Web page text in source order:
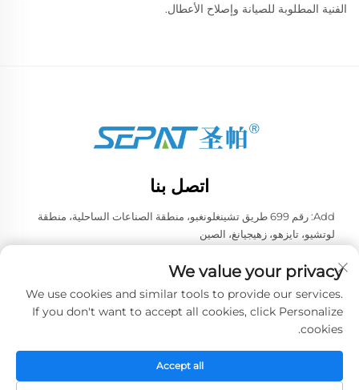
الفنية المطلوبة للصيانة وإصلاح الأعطال.
اتصل بنا
Add: رقم 699 طريق تشينغلونغبو، منطقة الصناعات الساحلية، منطقة
لوتشيو، تايزهو، زهيجيانغ، الصين
البريد الإلكتروني:
المحدودة. جميع الحقوق محفوظة. -سياسة الخصوصية
We value your privacy
We use cookies and similar tools to provide our services.
If you don't want to accept all cookies, click Personalize
cookies.
Accept all